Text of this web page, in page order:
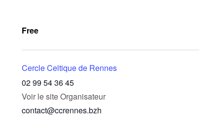
Free
Cercle Celtique de Rennes
02 99 54 36 45
Voir le site Organisateur
contact@ccrennes.bzh